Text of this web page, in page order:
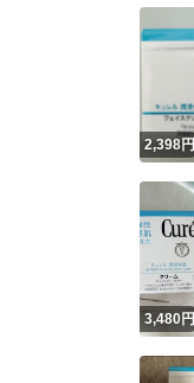
2,398円
3,480円